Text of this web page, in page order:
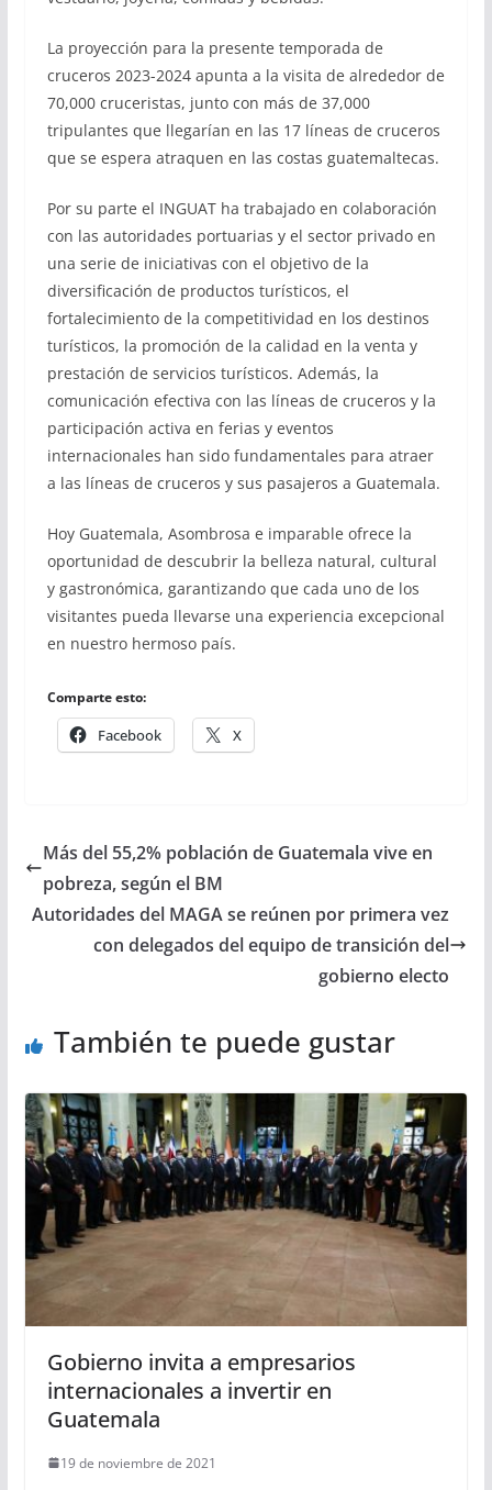
La proyección para la presente temporada de
cruceros 2023-2024 apunta a la visita de alrededor de
70,000 cruceristas, junto con más de 37,000
tripulantes que llegarían en las 17 líneas de cruceros
que se espera atraquen en las costas guatemaltecas.
Por su parte el INGUAT ha trabajado en colaboración
con las autoridades portuarias y el sector privado en
una serie de iniciativas con el objetivo de la
diversificación de productos turísticos, el
fortalecimiento de la competitividad en los destinos
turísticos, la promoción de la calidad en la venta y
prestación de servicios turísticos. Además, la
comunicación efectiva con las líneas de cruceros y la
participación activa en ferias y eventos
internacionales han sido fundamentales para atraer
a las líneas de cruceros y sus pasajeros a Guatemala.
Hoy Guatemala, Asombrosa e imparable ofrece la
oportunidad de descubrir la belleza natural, cultural
y gastronómica, garantizando que cada uno de los
visitantes pueda llevarse una experiencia excepcional
en nuestro hermoso país.
Comparte esto:
Facebook X
Más del 55,2% población de Guatemala vive en
pobreza, según el BM
Autoridades del MAGA se reúnen por primera vez
con delegados del equipo de transición del
gobierno electo
También te puede gustar
Gobierno invita a empresarios
internacionales a invertir en
Guatemala
19 de noviembre de 2021